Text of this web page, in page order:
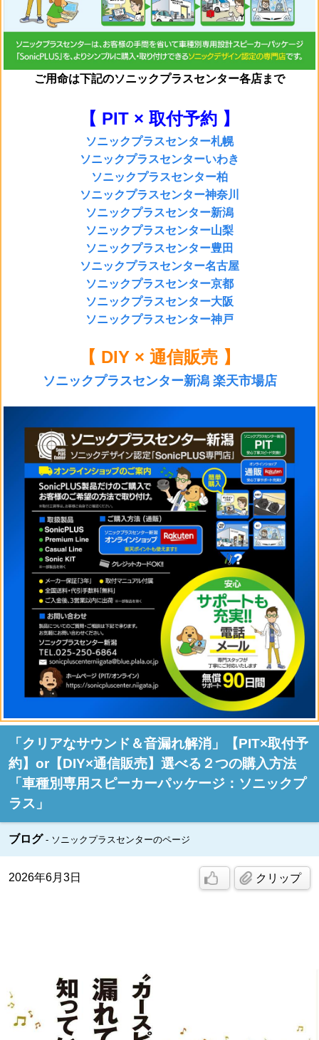
ご用命は下記のソニックプラスセンター各店まで
【 PIT × 取付予約 】
ソニックプラスセンター札幌
ソニックプラスセンターいわき
ソニックプラスセンター柏
ソニックプラスセンター神奈川
ソニックプラスセンター新潟
ソニックプラスセンター山梨
ソニックプラスセンター豊田
ソニックプラスセンター名古屋
ソニックプラスセンター京都
ソニックプラスセンター大阪
ソニックプラスセンター神戸
【 DIY × 通信販売 】
ソニックプラスセンター新潟 楽天市場店
「クリアなサウンド＆音漏れ解消」【PIT×取付予
約】or【DIY×通信販売】選べる２つの購入方法
「車種別専用スピーカーパッケージ：ソニックプ
ラス」
ブログ ソニックプラスセンターのページ
2026年6月3日 クリップ